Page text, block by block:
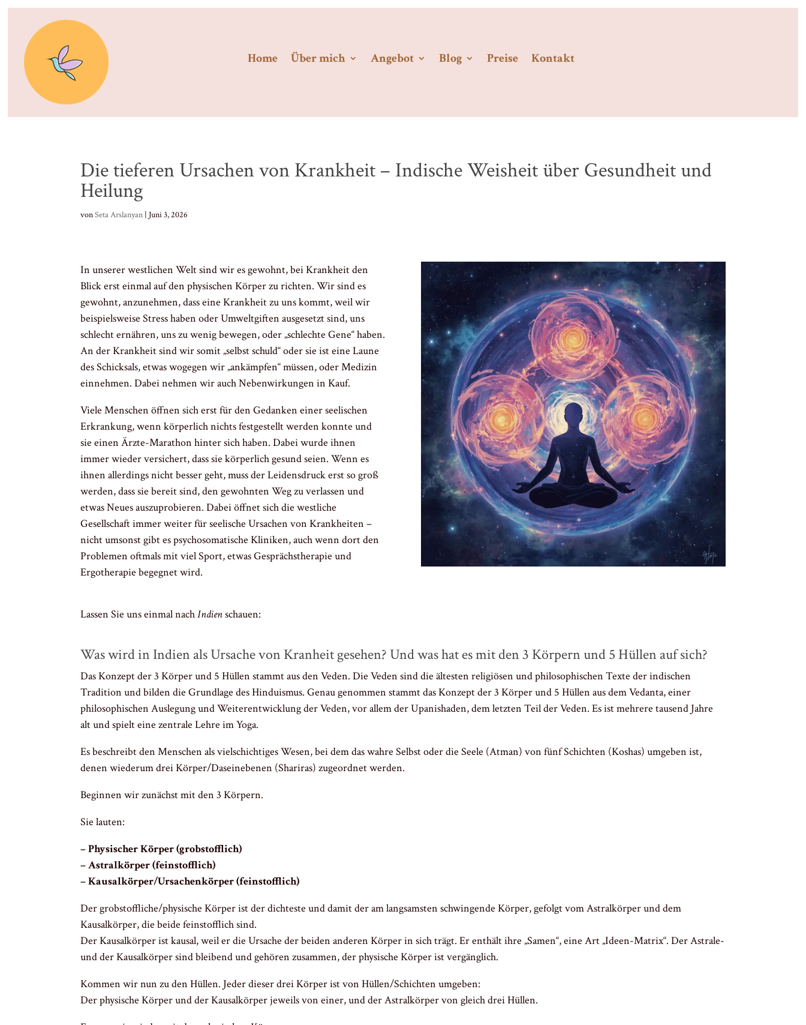
Home Über mich Angebot Blog Preise Kontakt
Die tieferen Ursachen von Krankheit – Indische Weisheit über Gesundheit und
Heilung
vonSeta Arslanyan | Juni 3, 2026
In unserer westlichen Welt sind wir es gewohnt, bei Krankheit den
Blick erst einmal auf den physischen Körper zu richten. Wir sind es
gewohnt, anzunehmen, dass eine Krankheit zu uns kommt, weil wir
beispielsweise Stress haben oder Umweltgiften ausgesetzt sind, uns
schlecht ernähren, uns zu wenig bewegen, oder „schlechte Gene“ haben.
An der Krankheit sind wir somit „selbst schuld“ oder sie ist eine Laune
des Schicksals, etwas wogegen wir „ankämpfen“ müssen, oder Medizin
einnehmen. Dabei nehmen wir auch Nebenwirkungen in Kauf.
Viele Menschen öffnen sich erst für den Gedanken einer seelischen
Erkrankung, wenn körperlich nichts festgestellt werden konnte und
sie einen Ärzte-Marathon hinter sich haben. Dabei wurde ihnen
immer wieder versichert, dass sie körperlich gesund seien. Wenn es
ihnen allerdings nicht besser geht, muss der Leidensdruck erst so groß
werden, dass sie bereit sind, den gewohnten Weg zu verlassen und
etwas Neues auszuprobieren. Dabei öffnet sich die westliche
Gesellschaft immer weiter für seelische Ursachen von Krankheiten –
nicht umsonst gibt es psychosomatische Kliniken, auch wenn dort den
Problemen oftmals mit viel Sport, etwas Gesprächstherapie und
Ergotherapie begegnet wird.
Lassen Sie uns einmal nachIndienschauen:
Was wird in Indien als Ursache von Kranheit gesehen? Und was hat es mit den 3 Körpern und 5 Hüllen auf sich?
Das Konzept der 3 Körper und 5 Hüllen stammt aus den Veden. Die Veden sind die ältesten religiösen und philosophischen Texte der indischen
Tradition und bilden die Grundlage des Hinduismus. Genau genommen stammt das Konzept der 3 Körper und 5 Hüllen aus dem Vedanta, einer
philosophischen Auslegung und Weiterentwicklung der Veden, vor allem der Upanishaden, dem letzten Teil der Veden. Es ist mehrere tausend Jahre
alt und spielt eine zentrale Lehre im Yoga.
Es beschreibt den Menschen als vielschichtiges Wesen, bei dem das wahre Selbst oder die Seele (Atman) von fünf Schichten (Koshas) umgeben ist,
denen wiederum drei Körper/Daseinebenen (Shariras) zugeordnet werden.
Beginnen wir zunächst mit den 3 Körpern.
Sie lauten:
– Physischer Körper (grobstofflich)
– Astralkörper (feinstofflich)
– Kausalkörper/Ursachenkörper (feinstofflich)
Der grobstoffliche/physische Körper ist der dichteste und damit der am langsamsten schwingende Körper, gefolgt vom Astralkörper und dem
Kausalkörper, die beide feinstofflich sind.
Der Kausalkörper ist kausal, weil er die Ursache der beiden anderen Körper in sich trägt. Er enthält ihre „Samen“, eine Art „Ideen-Matrix“. Der Astrale-
und der Kausalkörper sind bleibend und gehören zusammen, der physische Körper ist vergänglich.
Kommen wir nun zu den Hüllen. Jeder dieser drei Körper ist von Hüllen/Schichten umgeben:
Der physische Körper und der Kausalkörper jeweils von einer, und der Astralkörper von gleich drei Hüllen.